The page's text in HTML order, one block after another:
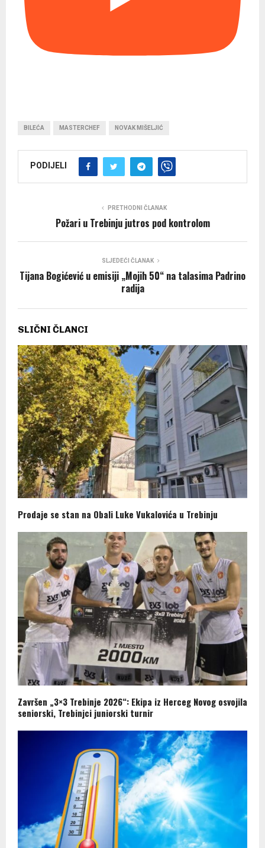
BILEĆA MASTERCHEF NOVAK MIŠELJIĆ
PODIJELI
PRETHODNI ČLANAK
Požari u Trebinju jutros pod kontrolom
SLJEDEĆI ČLANAK
Tijana Bogićević u emisiji „Mojih 50“ na talasima Padrino
radija
SLIČNI ČLANCI
Prodaje se stan na Obali Luke Vukalovića u Trebinju
Završen „3×3 Trebinje 2026“: Ekipa iz Herceg Novog osvojila
seniorski, Trebinjci juniorski turnir